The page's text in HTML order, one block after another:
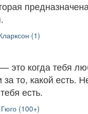
(1)
это когда тебя
за то, какой есть.
есть.
(100+)